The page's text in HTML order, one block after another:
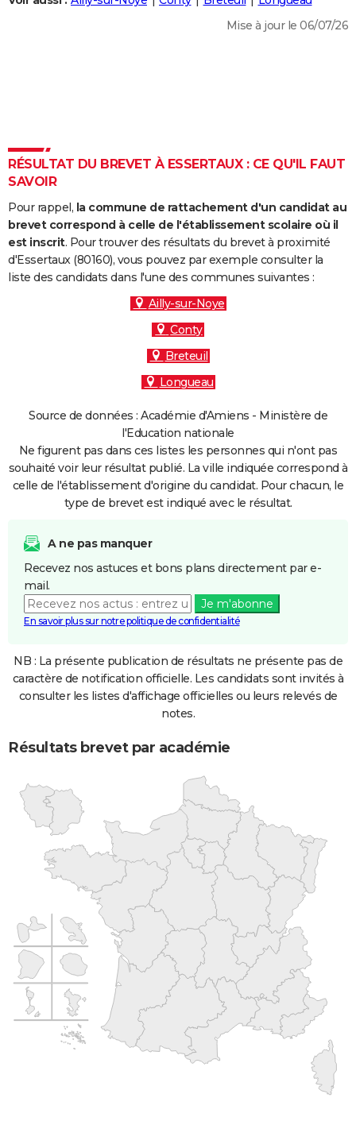
DICTIONNAIRE
Dictionnaire
Biographies
Citations
Expressions
Proverbes
PROGRAMME TV
COPAINS D'AVANT
S'inscrire
Se connecter
Lycées
Collèges
Primaires
Universités
Entreprises
Service militaire
Avis de recherche
AVIS DE DÉCÈS
FORUM
Mise à jour le 06/07/26
RÉSULTAT DU BREVET À ESSERTAUX : CE QU'IL FAUT
SAVOIR
Pour rappel, la commune de rattachement d'un candidat au
brevet correspond à celle de l'établissement scolaire où il
est inscrit. Pour trouver des résultats du brevet à proximité
d'Essertaux (80160), vous pouvez par exemple consulter la
liste des candidats dans l'une des communes suivantes :
Ailly-sur-Noye
Conty
Breteuil
Longueau
Source de données : Académie d'Amiens - Ministère de
l'Education nationale
Ne figurent pas dans ces listes les personnes qui n'ont pas
souhaité voir leur résultat publié. La ville indiquée correspond à
celle de l'établissement d'origine du candidat. Pour chacun, le
type de brevet est indiqué avec le résultat.
A ne pas manquer
Recevez nos astuces et bons plans directement par e-
mail.
Je m'abonne
En savoir plus sur notre politique de confidentialité
NB : La présente publication de résultats ne présente pas de
caractère de notification officielle. Les candidats sont invités à
consulter les listes d'affichage officielles ou leurs relevés de
notes.
Résultats brevet par académie